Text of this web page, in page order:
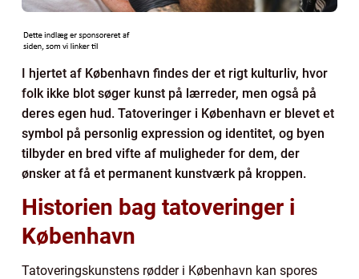
I hjertet af København findes der et rigt kulturliv, hvor
folk ikke blot søger kunst på lærreder, men også på
deres egen hud. Tatoveringer i København er blevet et
symbol på personlig expression og identitet, og byen
tilbyder en bred vifte af muligheder for dem, der
ønsker at få et permanent kunstværk på kroppen.
Historien bag tatoveringer i
København
Tatoveringskunstens rødder i København kan spores